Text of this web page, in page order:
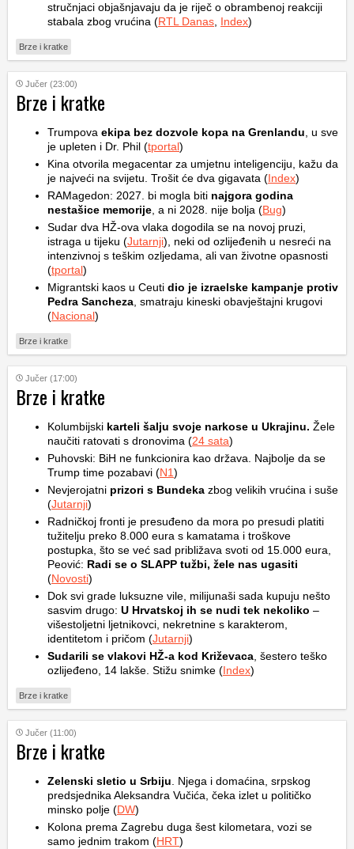
stručnjaci objašnjavaju da je riječ o obrambenoj reakciji
stabala zbog vrućina (RTL Danas Index)
Brze i kratke
Jučer (23:00)
Brze i kratke
Trumpova ekipa bez dozvole kopa na Grenlandu , u sve
je upleten i Dr. Phil (tportal)
Kina otvorila megacentar za umjetnu inteligenciju, kažu da
je najveći na svijetu. Trošit će dva gigavata (Index)
RAMagedon: 2027. bi mogla biti najgora godina
nestašice memorije , a ni 2028. nije bolja (Bug)
Sudar dva HŽ-ova vlaka dogodila se na novoj pruzi,
istraga u tijeku (Jutarnji), neki od ozlijeđenih u nesreći na
intenzivnoj s teškim ozljedama, ali van životne opasnosti
(tportal)
Migrantski kaos u Ceuti dio je izraelske kampanje protiv
Pedra Sancheza , smatraju kineski obavještajni krugovi
(Nacional)
Brze i kratke
Jučer (17:00)
Brze i kratke
Kolumbijski karteli šalju svoje narkose u Ukrajinu. Žele
naučiti ratovati s dronovima (24 sata)
Puhovski: BiH ne funkcionira kao država. Najbolje da se
Trump time pozabavi (N1)
Nevjerojatni prizori s Bundeka zbog velikih vrućina i suše
(Jutarnji)
Radničkoj fronti je presuđeno da mora po presudi platiti
tužitelju preko 8.000 eura s kamatama i troškove
postupka, što se već sad približava svoti od 15.000 eura,
Peović: Radi se o SLAPP tužbi, žele nas ugasiti
(Novosti)
Dok svi grade luksuzne vile, milijunaši sada kupuju nešto
sasvim drugo: U Hrvatskoj ih se nudi tek nekoliko –
višestoljetni ljetnikovci, nekretnine s karakterom,
identitetom i pričom (Jutarnji)
Sudarili se vlakovi HŽ-a kod Križevaca , šestero teško
ozlijeđeno, 14 lakše. Stižu snimke (Index)
Brze i kratke
Jučer (11:00)
Brze i kratke
Zelenski sletio u Srbiju . Njega i domaćina, srpskog
predsjednika Aleksandra Vučića, čeka izlet u političko
minsko polje (DW)
Kolona prema Zagrebu duga šest kilometara, vozi se
samo jednim trakom (HRT)